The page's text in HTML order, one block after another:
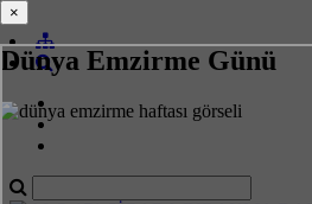
Dünya Emzirme Günü
×